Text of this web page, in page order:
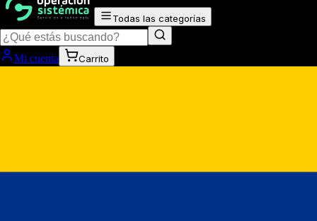
Todas las categorías
Mi cuenta Carrito